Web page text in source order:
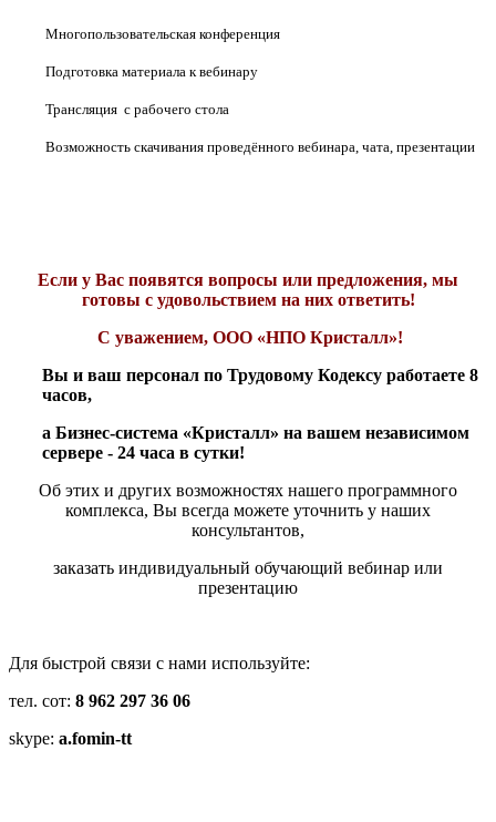
Многопользовательская конференция
Подготовка материала к вебинару
Трансляция с рабочего стола
Возможность скачивания проведённого вебинара, чата, презентации
Если у Вас появятся вопросы или предложения, мы
готовы с удовольствием на них ответить!
С уважением, ООО «НПО Кристалл»!
Вы и ваш персонал по Трудовому Кодексу работаете 8
часов,
а Бизнес-система «Кристалл» на вашем независимом
сервере - 24 часа в сутки!
Об этих и других возможностях нашего программного
комплекса, Вы всегда можете уточнить у наших
консультантов,
заказать индивидуальный обучающий вебинар или
презентацию
Для быстрой связи с нами используйте:
тел. сот: 8 962 297 36 06
skype: a.fomin-tt